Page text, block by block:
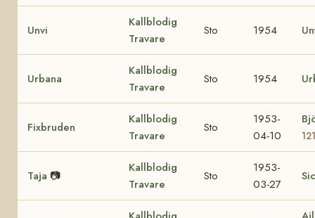
Unvi
Kallblodig
Travare
Sto 1954
Urbana
Kallblodig
Travare
Sto 1954
Fixbruden
Kallblodig
Travare
Sto
1953-
04-10
Taja 📷
Kallblodig
Travare
Sto
1953-
03-27